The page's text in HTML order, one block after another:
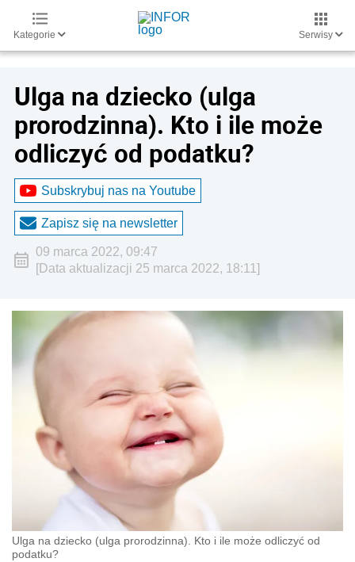
Kategorie Serwisy
Ulga na dziecko (ulga
prorodzinna). Kto i ile może
odliczyć od podatku?
Subskrybuj nas na Youtube
Zapisz się na newsletter
09 marca 2022, 09:47
[Data aktualizacji 25 marca 2022, 18:11]
Ulga na dziecko (ulga prorodzinna). Kto i ile może odliczyć od
podatku?